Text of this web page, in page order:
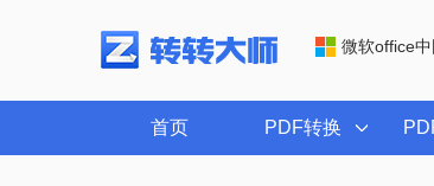
微软office
首页 PDF转换